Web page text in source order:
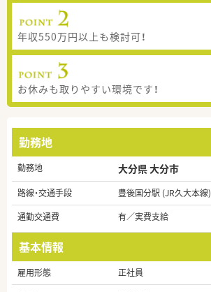
年収550万円以上も検討可！
お休みも取りやすい環境です！
勤務地
勤務地 大分県 大分市
路線・交通手段
豊後国分駅 (JR久大本線)
通勤交通費
有／実費支給
基本情報
雇用形態
正社員